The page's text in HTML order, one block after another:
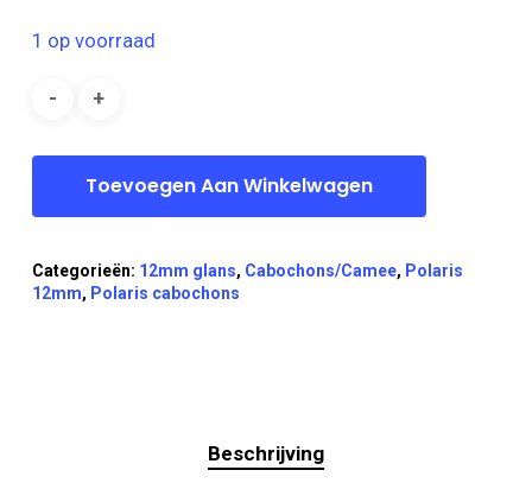
1 op voorraad
Toevoegen Aan Winkelwagen
Categorieën: 12mm glans, Cabochons/Camee, Polaris
12mm, Polaris cabochons
Beschrijving